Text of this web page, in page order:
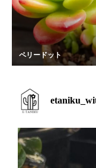
ペリードット